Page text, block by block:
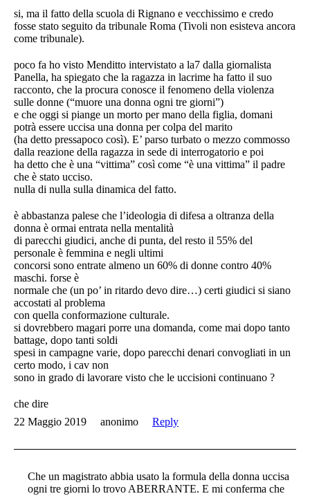
si, ma il fatto della scuola di Rignano e vecchissimo e credo
fosse stato seguito da tribunale Roma (Tivoli non esisteva ancora
come tribunale).
poco fa ho visto Menditto intervistato a la7 dalla giornalista
Panella, ha spiegato che la ragazza in lacrime ha fatto il suo
racconto, che la procura conosce il fenomeno della violenza
sulle donne (“muore una donna ogni tre giorni”)
e che oggi si piange un morto per mano della figlia, domani
potrà essere uccisa una donna per colpa del marito
(ha detto pressapoco così). E’ parso turbato o mezzo commosso
dalla reazione della ragazza in sede di interrogatorio e poi
ha detto che è una “vittima” così come “è una vittima” il padre
che è stato ucciso.
nulla di nulla sulla dinamica del fatto.
è abbastanza palese che l’ideologia di difesa a oltranza della
donna è ormai entrata nella mentalità
di parecchi giudici, anche di punta, del resto il 55% del
personale è femmina e negli ultimi
concorsi sono entrate almeno un 60% di donne contro 40%
maschi. forse è
normale che (un po’ in ritardo devo dire…) certi giudici si siano
accostati al problema
con quella conformazione culturale.
si dovrebbero magari porre una domanda, come mai dopo tanto
battage, dopo tanti soldi
spesi in campagne varie, dopo parecchi denari convogliati in un
certo modo, i cav non
sono in grado di lavorare visto che le uccisioni continuano ?
che dire
22 Maggio 2019
anonimo Reply
Che un magistrato abbia usato la formula della donna uccisa
ogni tre giorni lo trovo ABERRANTE. E mi conferma che